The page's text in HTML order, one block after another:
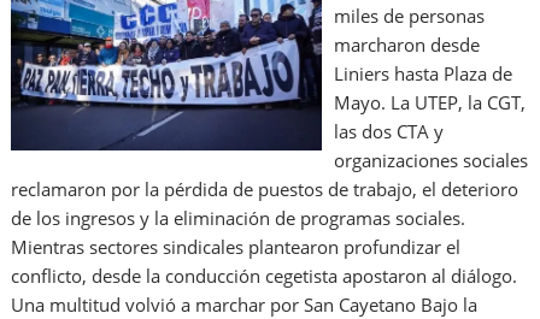
miles de personas
marcharon desde
Liniers hasta Plaza de
Mayo. La UTEP, la CGT,
las dos CTA y
organizaciones sociales
reclamaron por la pérdida de puestos de trabajo, el deterioro
de los ingresos y la eliminación de programas sociales.
Mientras sectores sindicales plantearon profundizar el
conflicto, desde la conducción cegetista apostaron al diálogo.
Una multitud volvió a marchar por San Cayetano Bajo la